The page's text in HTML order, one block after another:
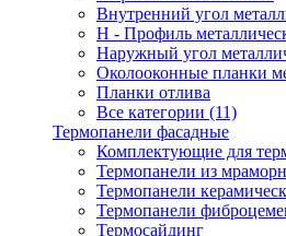
Внутренний угол
Н - Профиль
Наружный угол
Околооконные планки
Планки отлива
Все категории (11)
Термопанели фасадные
Комплектующие для
Термопанели из
Термопанели
Термопанели
Термосайдинг